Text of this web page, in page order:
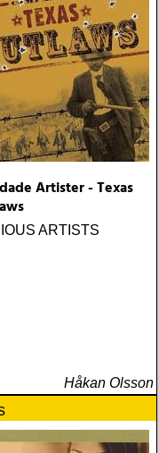
der Samuel L
Artister - Texas
ARTISTS
Håkan Olsson